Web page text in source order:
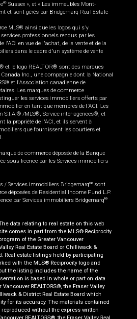
MD Sussex », et « Les immeubles Mont-
et sont gérés par Bridgemarq Real Estate
MLS® ainsi que les logos qui s'y
professionnels rendus par les
l'ACI en vue de l'achat, de la vente et de la
dans le cadre d'un système de vente
et le logo REALTOR® sont des marques
Canada Inc., une compagnie dont la National
et l'Association canadienne de
Les marques de commerce
les services immobiliers offerts par
en tant que membres de l'ACI. Les
S.I.A.® /MLS®, Service inter-agences®, et
la propriété de l'ACI, et ils servent à
que fournissent les courtiers et
de commerce déposée de la Banque
sous licence par les Services immobiliers
/ Services immobiliers BridgemarqMD
sont
déposées de Residential Income Fund L.P.
par Services immobiliers BridgemarqMD
data relating to real estate on this web
comes in part from the MLS® Reciprocity
of the Greater Vancouver
Real Estate Board or Chilliwack &
Real estate listings held by participating
with the MLS® Reciprocity logo and
the listing includes the name of the
is based in whole or part on data
REALTORS®, the Fraser Valley
& District Real Estate Board which
for its accuracy. The materials contained
without the express written